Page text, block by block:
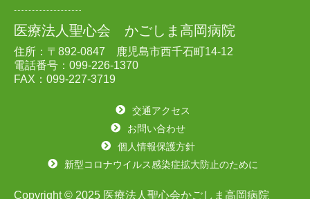
医療法人聖心会 かごしま高岡病院
住所：〒892-0847 鹿児島市西千石町14-12
電話番号：099-226-1370
FAX：099-227-3719
交通アクセス
お問い合わせ
個人情報保護方針
新型コロナウイルス感染症拡大防止のために
Copyright © 2025 医療法人聖心会かごしま高岡病院